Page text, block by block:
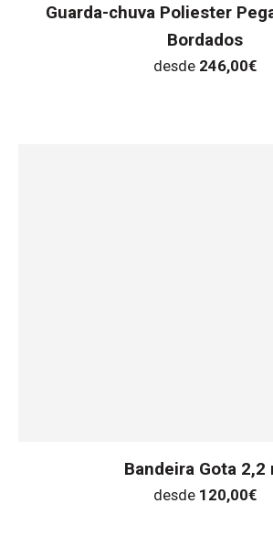
Guarda-chuva Poliester
Bordados
desde 246,00€
Bandeira Gota 2,2
desde 120,00€